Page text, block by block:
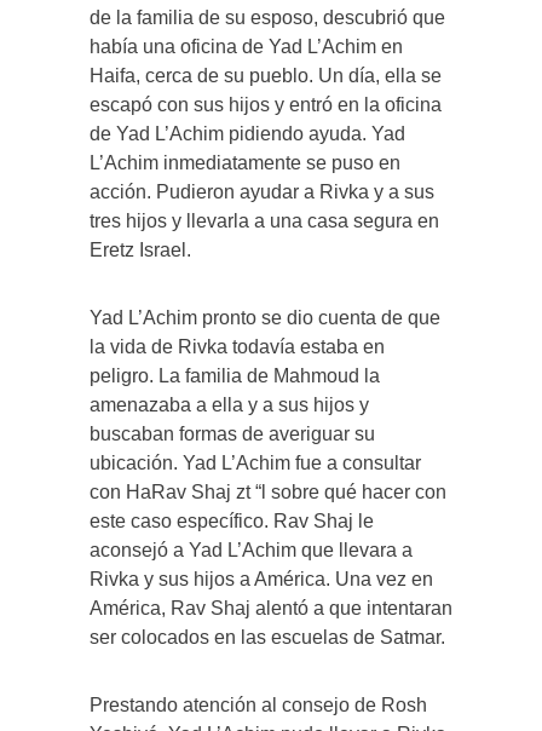
de la familia de su esposo, descubrió que
había una oficina de Yad L’Achim en
Haifa, cerca de su pueblo. Un día, ella se
escapó con sus hijos y entró en la oficina
de Yad L’Achim pidiendo ayuda. Yad
L’Achim inmediatamente se puso en
acción. Pudieron ayudar a Rivka y a sus
tres hijos y llevarla a una casa segura en
Eretz Israel.
Yad L’Achim pronto se dio cuenta de que
la vida de Rivka todavía estaba en
peligro. La familia de Mahmoud la
amenazaba a ella y a sus hijos y
buscaban formas de averiguar su
ubicación. Yad L’Achim fue a consultar
con HaRav Shaj zt “l sobre qué hacer con
este caso específico. Rav Shaj le
aconsejó a Yad L’Achim que llevara a
Rivka y sus hijos a América. Una vez en
América, Rav Shaj alentó a que intentaran
ser colocados en las escuelas de Satmar.
Prestando atención al consejo de Rosh